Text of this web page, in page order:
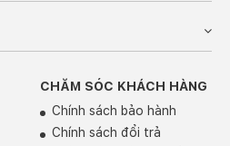
CHĂM SÓC KHÁCH HÀNG
Chính sách bảo hành
Chính sách đổi trả